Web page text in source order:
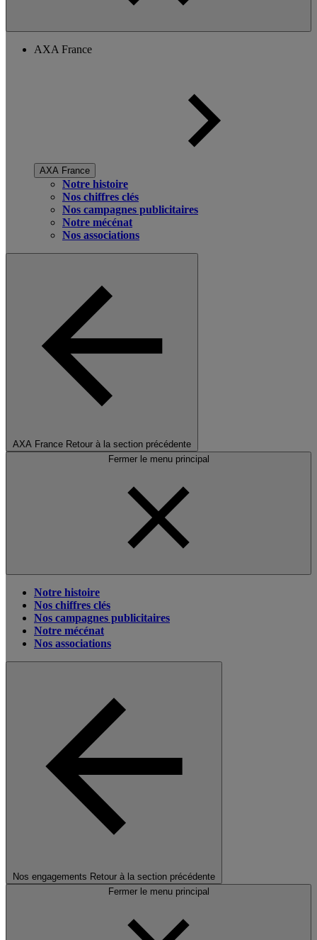
AXA France
AXA France
Notre histoire
Nos chiffres clés
Nos campagnes publicitaires
Notre mécénat
Nos associations
AXA France Retour à la section précédente
Fermer le menu principal
Notre histoire
Nos chiffres clés
Nos campagnes publicitaires
Notre mécénat
Nos associations
Nos engagements Retour à la section précédente
Fermer le menu principal